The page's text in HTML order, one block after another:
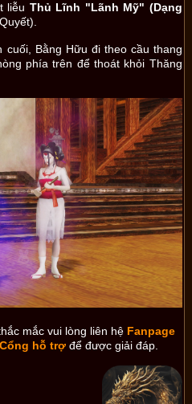
liễu Thủ Lĩnh "Lãnh Mỹ" (Dạng
cuối, Bằng Hữu đi theo cầu thang
phía trên để thoát khỏi Thăng
mắc vui lòng liên hệ Fanpage
Cổng hỗ trợ để được giải đáp.